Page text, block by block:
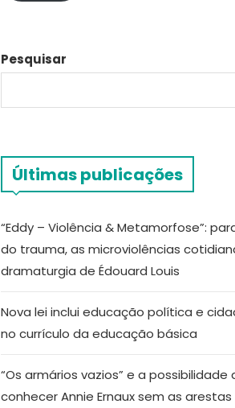
Pesquisar
Últimas publicações
“Eddy – Violência & Metamorfose”:
do trauma, as microviolências
dramaturgia de Édouard Louis
Nova lei inclui educação política e
no currículo da educação básica
“Os armários vazios” e a possibilidade
conhecer Annie Ernaux sem as arestas